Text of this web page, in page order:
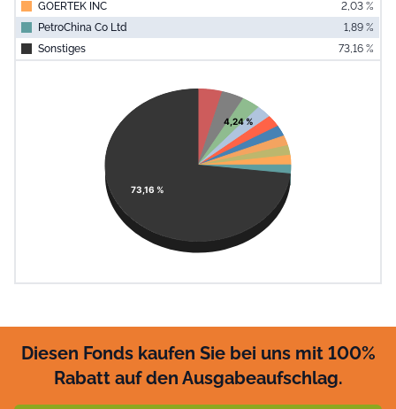
GOERTEK INC
2,03 %
PetroChina Co Ltd
1,89 %
Sonstiges
73,16 %
Pie chart with 11 slices.
View as data table, Chart
4,24 %
73,16 %
Diesen Fonds kaufen Sie bei uns mit 100%
Rabatt auf den Ausgabeaufschlag.